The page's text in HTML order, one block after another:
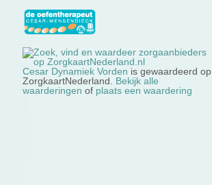
Cesar Dynamiek Vorden is gewaardeerd op
ZorgkaartNederland. Bekijk alle
waarderingen of plaats een waardering